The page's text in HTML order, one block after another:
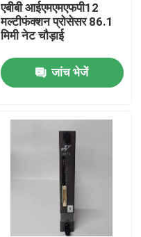
एबीबी आईएमएमएफपी12
मल्टीफंक्शन प्रोसेसर 86.1
मिमी नेट चौड़ाई
जांच भेजें